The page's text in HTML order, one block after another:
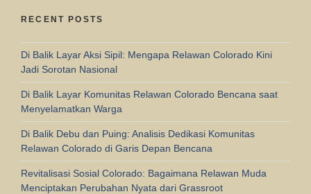
RECENT POSTS
Di Balik Layar Aksi Sipil: Mengapa Relawan Colorado Kini
Jadi Sorotan Nasional
Di Balik Layar Komunitas Relawan Colorado Bencana saat
Menyelamatkan Warga
Di Balik Debu dan Puing: Analisis Dedikasi Komunitas
Relawan Colorado di Garis Depan Bencana
Revitalisasi Sosial Colorado: Bagaimana Relawan Muda
Menciptakan Perubahan Nyata dari Grassroot